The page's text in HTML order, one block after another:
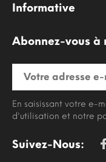
Informative
Abonnez-vous à
En saisissant votre e-
d'utilisation et notre
Suivez-Nous: